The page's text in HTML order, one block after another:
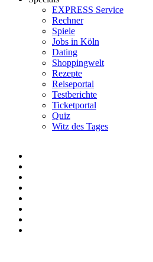
EXPRESS Service
Rechner
Spiele
Jobs in Köln
Dating
Shoppingwelt
Rezepte
Reiseportal
Testberichte
Ticketportal
Quiz
Witz des Tages